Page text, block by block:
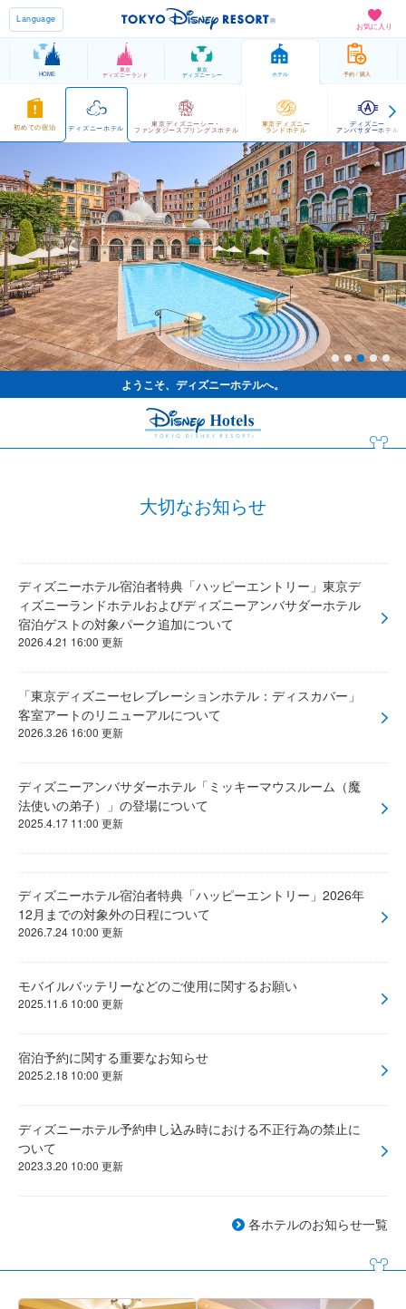
お気に入り
Language
HOME
東京
ディズニーランド
東京
ディズニーシー ホテル 予約 / 購入
初めての宿泊 ディズニーホテル 東京ディズニーシー・
ファンタジースプリングスホテル
東京ディズニー
ランドホテル
ディズニー
アンバサダーホテル
ようこそ、ディズニーホテルへ。
大切なお知らせ
ディズニーホテル宿泊者特典「ハッピーエントリー」東京デ
ィズニーランドホテルおよびディズニーアンバサダーホテル
宿泊ゲストの対象パーク追加について
2026.4.21 16:00 更新
「東京ディズニーセレブレーションホテル：ディスカバー」
客室アートのリニューアルについて
2026.3.26 16:00 更新
ディズニーアンバサダーホテル「ミッキーマウスルーム（魔
法使いの弟子）」の登場について
2025.4.17 11:00 更新
ディズニーホテル宿泊者特典「ハッピーエントリー」2026年
12月までの対象外の日程について
2026.7.24 10:00 更新
モバイルバッテリーなどのご使用に関するお願い
2025.11.6 10:00 更新
宿泊予約に関する重要なお知らせ
2025.2.18 10:00 更新
ディズニーホテル予約申し込み時における不正行為の禁止に
ついて
2023.3.20 10:00 更新
各ホテルのお知らせ一覧